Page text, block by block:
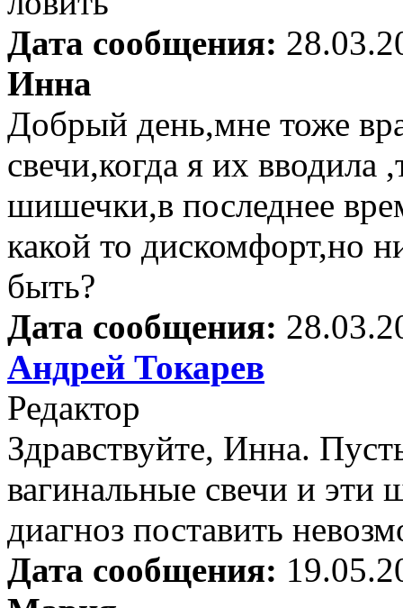
Дата сообщения:
Инна
Добрый день,мне тоже
свечи,когда я их
шишечки,в последнее
какой то дискомфорт,но
быть?
Дата сообщения:
Андрей Токарев
Редактор
Здравствуйте, Инна.
вагинальные свечи и
диагноз поставить
Дата сообщения: